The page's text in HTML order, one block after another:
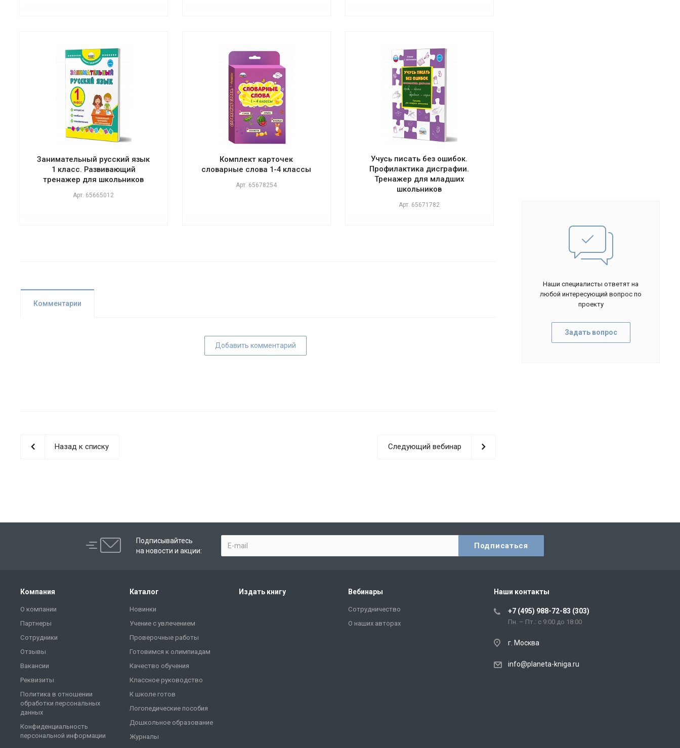
Занимательный русский язык
1 класс. Развивающий
тренажер для школьников
Арт. 65665012
Комплект карточек
словарные слова 1-4 классы
Арт. 65678254
Учусь писать без ошибок.
Профилактика дисграфии.
Тренажер для младших
школьников
Арт. 65671782
Комментарии
Добавить комментарий
Наши специалисты ответят на
любой интересующий вопрос по
проекту
Задать вопрос
Назад к списку Следующий вебинар
Подписывайтесь
на новости и акции:
Компания
О компании
Партнеры
Сотрудники
Отзывы
Вакансии
Реквизиты
Политика в отношении
обработки персональных
данных
Конфиденциальность
персональной информации
Каталог
Новинки
Учение с увлечением
Проверочные работы
Готовимся к олимпиадам
Качество обучения
Классное руководство
К школе готов
Логопедические пособия
Дошкольное образование
Журналы
Издать книгу Вебинары
Сотрудничество
О наших авторах
Наши контакты
+7 (495) 988-72-83 (303)
Пн. – Пт.: с 9:00 до 18:00
г. Москва
info@planeta-kniga.ru